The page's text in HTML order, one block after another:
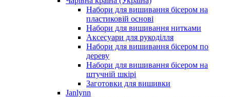
Набори для вишивання бісером на
пластиковій основі
Набори для вишивання нитками
Аксесуари для рукоділля
Набори для вишивання бісером по
дереву
Набори для вишивання бісером на
штучній шкірі
Заготовки для вишивки
Janlynn